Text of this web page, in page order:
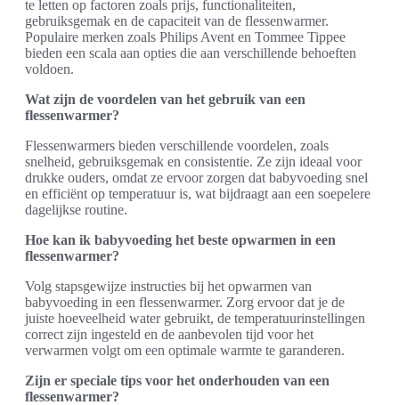
te letten op factoren zoals prijs, functionaliteiten,
gebruiksgemak en de capaciteit van de flessenwarmer.
Populaire merken zoals Philips Avent en Tommee Tippee
bieden een scala aan opties die aan verschillende behoeften
voldoen.
Wat zijn de voordelen van het gebruik van een
flessenwarmer?
Flessenwarmers bieden verschillende voordelen, zoals
snelheid, gebruiksgemak en consistentie. Ze zijn ideaal voor
drukke ouders, omdat ze ervoor zorgen dat babyvoeding snel
en efficiënt op temperatuur is, wat bijdraagt aan een soepelere
dagelijkse routine.
Hoe kan ik babyvoeding het beste opwarmen in een
flessenwarmer?
Volg stapsgewijze instructies bij het opwarmen van
babyvoeding in een flessenwarmer. Zorg ervoor dat je de
juiste hoeveelheid water gebruikt, de temperatuurinstellingen
correct zijn ingesteld en de aanbevolen tijd voor het
verwarmen volgt om een optimale warmte te garanderen.
Zijn er speciale tips voor het onderhouden van een
flessenwarmer?